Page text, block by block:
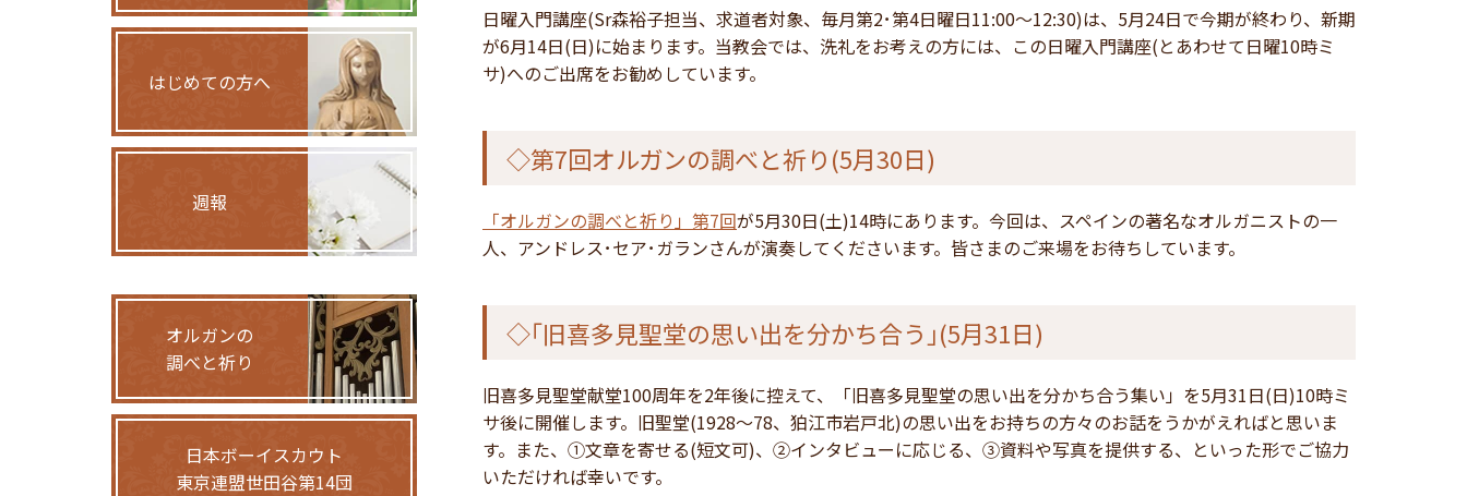
日曜入門講座(Sr森裕子担当、求道者対象、毎月第2･第4日曜日11:00～12:30)は、5月24日で今期が終わり、新期
が6月14日(日)に始まります。当教会では、洗礼をお考えの方には、この日曜入門講座(とあわせて日曜10時ミ
サ)へのご出席をお勧めしています。
◇第7回オルガンの調べと祈り(5月30日)
「オルガンの調べと祈り」第7回が5月30日(土)14時にあります。今回は、スペインの著名なオルガニストの一
人、アンドレス･セア･ガランさんが演奏してくださいます。皆さまのご来場をお待ちしています。
◇｢旧喜多見聖堂の思い出を分かち合う｣(5月31日)
旧喜多見聖堂献堂100周年を2年後に控えて、「旧喜多見聖堂の思い出を分かち合う集い」を5月31日(日)10時ミ
サ後に開催します。旧聖堂(1928～78、狛江市岩戸北)の思い出をお持ちの方々のお話をうかがえればと思いま
す。また、①文章を寄せる(短文可)、②インタビューに応じる、③資料や写真を提供する、といった形でご協力
いただければ幸いです。
はじめての方へ
週報
オルガンの
調べと祈り
日本ボーイスカウト
東京連盟世田谷第14団